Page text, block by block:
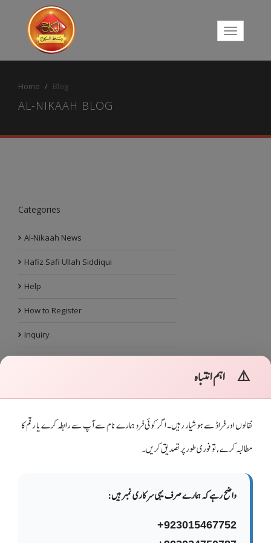
Home Blog
AL-NIKAAH BLOG
Categories
Al-Nikaah News
Hafiz Safi Ullah Siddiqui
Help
How to Register
Inquiry
Litrature
Our Services
⚠️ اہم انتباہ
نقالوں اور فراڈ سے ہوشیار رہیں۔ اگر کوئی فرد ہمارے نام سے آپ سے رابطہ کرے یا رقم کا
مطالبہ کرے، تو فوری طور پر تصدیق کریں۔
واضح رہے کہ ہمارے صرف یہی سرکاری نمبر ہیں:
+923015467752